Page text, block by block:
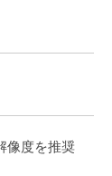
像度を推奨